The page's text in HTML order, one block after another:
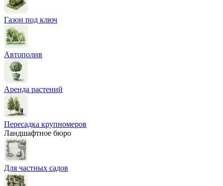
Газон под ключ
Автополив
Аренда растений
Пересадка крупномеров
Ландшафтное бюро
Для частных садов